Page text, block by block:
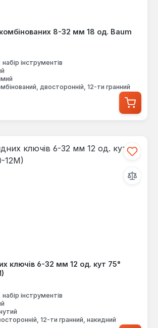
8-32 мм 18 од. Baum
набір інструментів
двосторонній, 12-ти гранний
ключів 6-32 мм 12 од. кут 75°
набір інструментів
12-ти гранний, накидний